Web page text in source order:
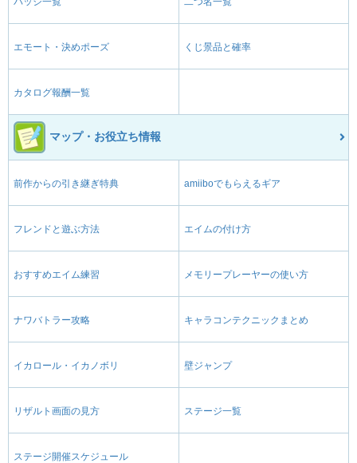
エモート・決めポーズ くじ景品と確率
カタログ報酬一覧
マップ・お役立ち情報
前作からの引き継ぎ特典 amiiboでもらえるギア
フレンドと遊ぶ方法 エイムの付け方
おすすめエイム練習 メモリープレーヤーの使い方
ナワバトラー攻略 キャラコンテクニックまとめ
イカロール・イカノボリ 壁ジャンプ
リザルト画面の見方 ステージ一覧
ステージ開催スケジュール